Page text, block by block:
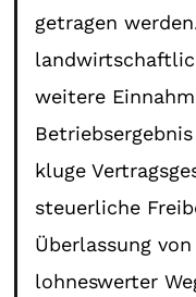
getragen
weitere
kluge
steuerliche
Überlassung
lohneswerter